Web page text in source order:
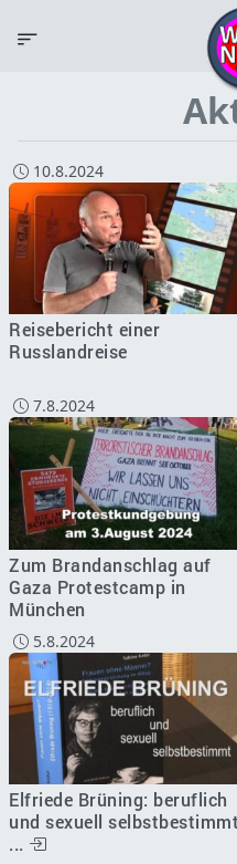
10.8.2024
Reisebericht einer
Russlandreise
7.8.2024
Zum Brandanschlag auf
Gaza Protestcamp in
München
5.8.2024
Elfriede Brüning: beruflich
und sexuell selbstbestimmt
...